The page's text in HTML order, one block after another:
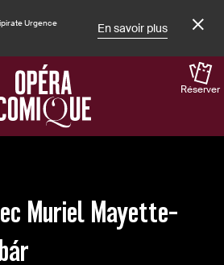
Urgence
En savoir plus
Réserver
Muriel Mayette-